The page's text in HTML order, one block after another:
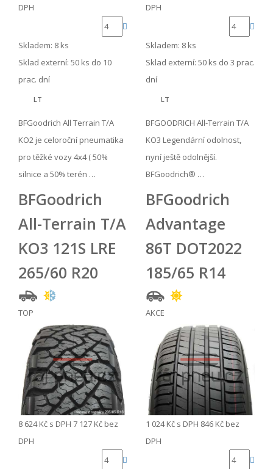
DPH
Skladem: 8 ks
Sklad externí: 50 ks do 10
prac. dní
LT
BFGoodrich All Terrain T/A
KO2 je celoroční pneumatika
pro těžké vozy 4x4 ( 50%
silnice a 50% terén …
DPH
Skladem: 8 ks
Sklad externí: 50 ks do 3 prac.
dní
LT
BFGOODRICH All-Terrain T/A
KO3 Legendární odolnost,
nyní ještě odolnější.
BFGoodrich® …
BFGoodrich
All-Terrain T/A
KO3 121S LRE
265/60 R20
TOP
8 624 Kč s DPH 7 127 Kč bez
DPH
BFGoodrich
Advantage
86T DOT2022
185/65 R14
AKCE
1 024 Kč s DPH 846 Kč bez
DPH